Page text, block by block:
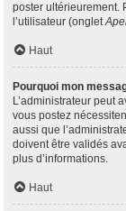
poster ultérieurement.
l’utilisateur (onglet
Haut
Pourquoi mon
L’administrateur peut
vous postez
aussi que
doivent être validés
plus d’informations.
Haut